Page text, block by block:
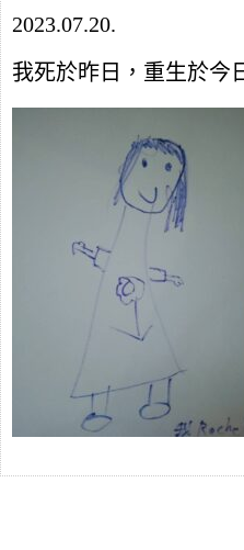
2023.07.20.
我死於昨日，重生於今